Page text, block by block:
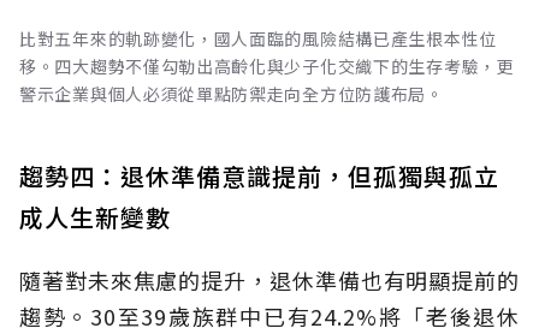
比對五年來的軌跡變化，國人面臨的風險結構已產生根本性位
移。四大趨勢不僅勾勒出高齡化與少子化交織下的生存考驗，更
警示企業與個人必須從單點防禦走向全方位防護布局。
趨勢四：退休準備意識提前，但孤獨與孤立
成人生新變數
隨著對未來焦慮的提升，退休準備也有明顯提前的
趨勢。30至39歲族群中已有24.2%將「老後退休